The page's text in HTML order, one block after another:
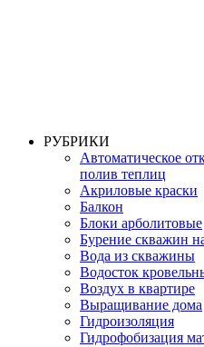
РУБРИКИ
Автоматическое
полив теплиц
Акриловые краски
Балкон
Блоки арболитовые
Бурение скважин
Вода из скважины
Водосток
Воздух в квартире
Выращивание дома
Гидроизоляция
Гидрофобизация